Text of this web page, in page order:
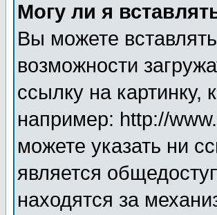
Могу ли я
Вы можете
возможности
ссылку на картинку,
например: http://
можете указать ни
является
находятся за